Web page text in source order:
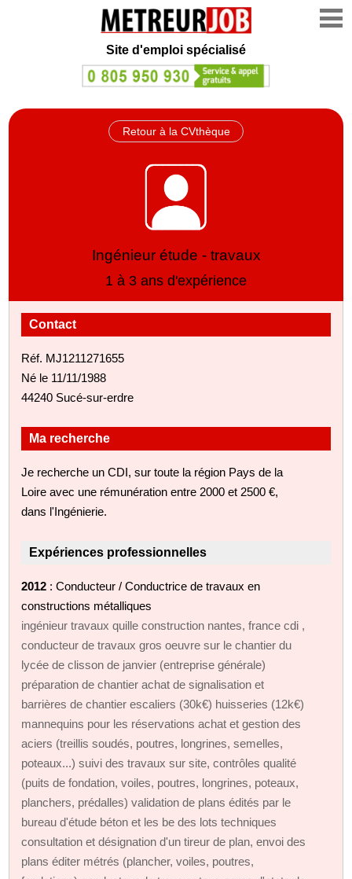
Site d'emploi spécialisé
Retour à la CVthèque
Ingénieur étude - travaux
1 à 3 ans d'expérience
Contact
Réf. MJ1211271655
Né le 11/11/1988
44240 Sucé-sur-erdre
Ma recherche
Je recherche un CDI, sur toute la région Pays de la
Loire avec une rémunération entre 2000 et 2500 €,
dans l'Ingénierie.
Expériences professionnelles
2012 : Conducteur / Conductrice de travaux en
constructions métalliques
ingénieur travaux quille construction nantes, france cdi ,
conducteur de travaux gros oeuvre sur le chantier du
lycée de clisson de janvier (entreprise générale)
préparation de chantier achat de signalisation et
barrières de chantier escaliers (30k€) huisseries (12k€)
mannequins pour les réservations achat et gestion des
aciers (treillis soudés, poutres, longrines, semelles,
poteaux...) suivi des travaux sur site, contrôles qualité
(puits de fondation, voiles, poutres, longrines, poteaux,
planchers, prédalles) validation de plans édités par le
bureau d'étude béton et les be des lots techniques
consultation et désignation d'un tireur de plan, envoi des
plans éditer métrés (plancher, voiles, poutres,